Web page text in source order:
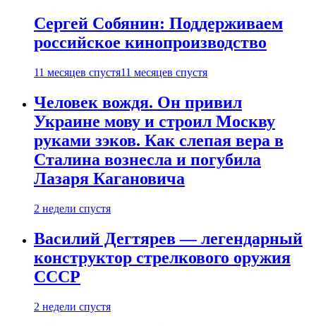
Сергей Собянин: Поддерживаем
российское кинопроизводство
11 месяцев спустя11 месяцев спустя
Человек вождя. Он привил
Украине мову и строил Москву
руками зэков. Как слепая вера в
Сталина вознесла и погубила
Лазаря Кагановича
2 недели спустя
Василий Дегтярев — легендарный
конструктор стрелкового оружия
СССР
2 недели спустя